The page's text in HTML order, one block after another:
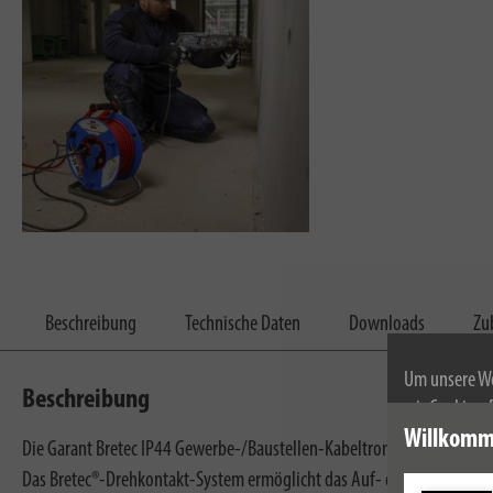
Um unsere
wir Cookies.
Weitere
Beschreibung Technische Daten Downloads
Beschreibung
Die Garant Bretec IP44 Gewerbe-/Baustellen-Kabeltrommel mit
Das Bretec®-Drehkontakt-System ermöglicht das Auf- oder Abrollen